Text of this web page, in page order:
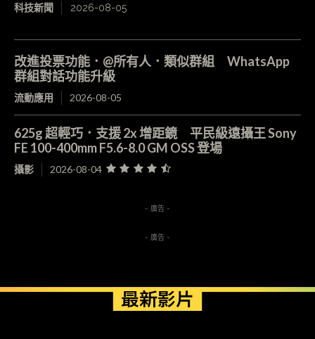
科技新聞 2026-08-05
改進投票功能．@所有人．類似群組 WhatsApp
群組對話功能升級
流動應用 2026-08-05
625g 超輕巧．支援 2x 增距鏡 平民級遠攝王 Sony
FE 100-400mm F5.6-8.0 GM OSS 登場
攝影 2026-08-04
- 廣告 -
- 廣告 -
最新影片